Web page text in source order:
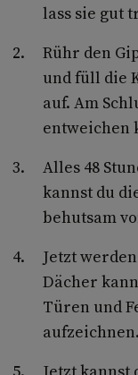
lass sie gut
Rühr den
und füll die
auf. Am
entweichen
Alles 48
kannst du
behutsam
Jetzt
Dächer
Türen und
aufzeichnen.